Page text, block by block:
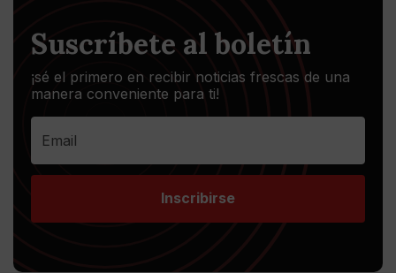
Suscríbete al boletín
¡sé el primero en recibir noticias frescas de una
manera conveniente para ti!
Inscribirse